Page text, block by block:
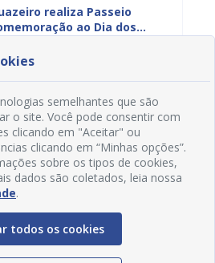
realiza Passeio
ao Dia dos
semelhantes que são
o site. Você pode consentir com
clicando em "Aceitar" ou
clicando em “Minhas opções”.
sobre os tipos de cookies,
dados são coletados, leia nossa
.
todos os cookies